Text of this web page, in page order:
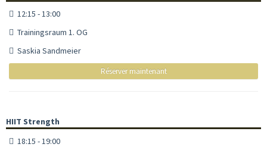
12:15 - 13:00
Trainingsraum 1. OG
Saskia Sandmeier
Réserver maintenant
HIIT Strength
18:15 - 19:00